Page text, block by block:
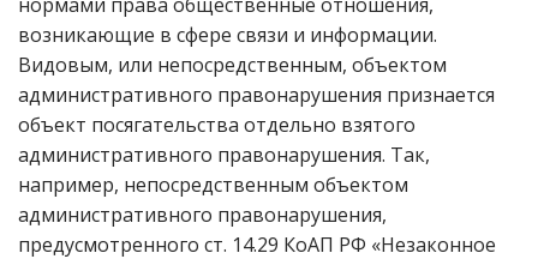
возникающие в сфере связи и информации.
Видовым, или непосредственным, объектом
административного правонарушения признается
объект посягательства отдельно взятого
административного правонарушения. Так,
например, непосредственным объектом
административного правонарушения,
предусмотренного ст. 14.29 КоАП РФ «Незаконное